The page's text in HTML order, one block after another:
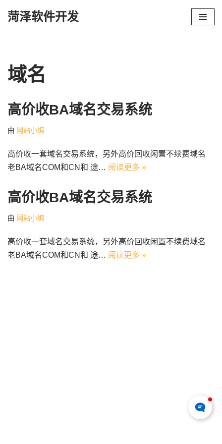
文
菏泽软件开发
域名
高价收BA域名交易系统
由 网站小编
高价收一套域名交易系统，另外高价回收闲置不续费域名
老BA域名COM和CN和 途… 阅读更多 »
高价收BA域名交易系统
由 网站小编
高价收一套域名交易系统，另外高价回收闲置不续费域名
老BA域名COM和CN和 途… 阅读更多 »